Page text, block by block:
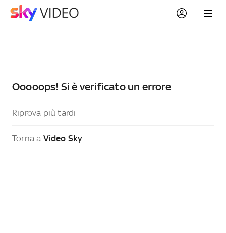
Ooooops! Si è verificato un errore
Riprova più tardi
Torna a Video Sky